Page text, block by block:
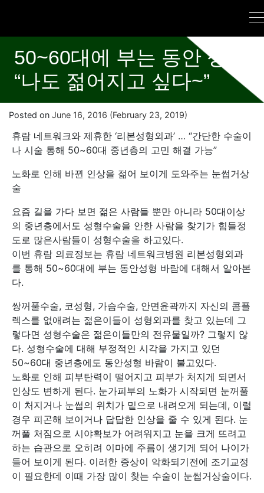
50~60대에 부는 동안 성형
“나도 젊어지고 싶다~”
Posted on June 16, 2016 (February 23, 2019)
휴람 네트워크와 제휴한 ‘리본성형외과’ … “간단한 수술이
나 시술 통해 50~60대 중년층의 고민 해결 가능”
노화로 인해 바뀐 인상을 젊어 보이게 도와주는 눈썹거상
술
요즘 길을 가다 보면 젊은 사람들 뿐만 아니라 50대이상
의 중년층에서도 성형수술을 안한 사람을 찾기가 힘들정
도로 많은사람들이 성형수술을 하고있다.
이번 휴람 의료정보는 휴람 네트워크병원 리본성형외과
를 통해 50~60대에 부는 동안성형 바람에 대해서 알아본
다.
쌍꺼풀수술, 코성형, 가슴수술, 안면윤곽까지 자신의 콤플
렉스를 없애려는 젊은이들이 성형외과를 찾고 있는데 그
렇다면 성형수술은 젊은이들만의 전유물일까? 그렇지 않
다. 성형수술에 대해 부정적인 시각을 가지고 있던
50~60대 중년층에도 동안성형 바람이 불고있다.
노화로 인해 피부탄력이 떨어지고 피부가 처지게 되면서
인상도 변하게 된다. 눈가피부의 노화가 시작되면 눈꺼풀
이 처지거나 눈썹의 위치가 밑으로 내려오게 되는데, 이럴
경우 피곤해 보이거나 답답한 인상을 줄 수 있게 된다. 눈
꺼풀 처짐으로 시야확보가 어려워지고 눈을 크게 뜨려고
하는 습관으로 오히려 이마에 주름이 생기게 되어 나이가
들어 보이게 된다. 이러한 증상이 악화되기전에 조기교정
이 필요한데 이때 가장 많이 찾는 수술이 눈썹거상술이다.